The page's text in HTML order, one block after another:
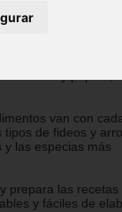
van con
tipos de fideos y
y las especias más
prepara las recetas
y fáciles de